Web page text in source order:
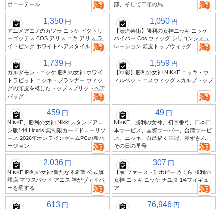
ポニーテール
部、そして二頭の馬
1,350 円
アニメアニメのカツラ ニッケ ビクトリ
ーゴッデス COS アリス ニキ アリス ラ
イトピンク ホワイトヘアスタイル 卸売
1,050 円
【漂流芸術】勝利の女神ニッキ ニッケ
バイパー Cos ウィッグ シリコンシミュ
レーション 頭皮トップウィッグ
1,739 円
カルダモン・ニッケ 勝利の女神 ホワイ
トラビット ニッキ・ブランナー ウィッ
グの頭皮を模したトップスプリットヘア
バッグ
1,559 円
【華彩】勝利の女神 NIKKE ニッキ・ウ
ィルベット コスウィッグスカルプトップ
459 円
NIKKE、勝利の女神 Nikki スタンドアロ
ン版144 Licoris 無制限カードドローリソ
ース 2026年オンラインゲームPCの新バ
ージョン
49 円
NIKKE、勝利の女神、初回番号、日本日
本サービス、国際サーバー、台湾サービ
ス、ニッキ、自己描く王冠、赤ずきん、
その日の番号
2,036 円
NIKKE 勝利の女神:新たなる希望 公式旗
艦店 マウスパッド アニス 神がヴァイパ
ーを罰する
307 円
【熊 ファースト】ホビー さくら 勝利の
女神 ニッキ ニッケ ナユタ 1/4フィギュ
ア
613 円 76,946 円